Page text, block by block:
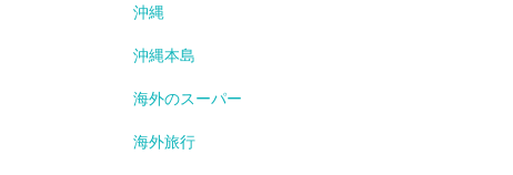
沖縄
沖縄本島
海外のスーパー
海外旅行